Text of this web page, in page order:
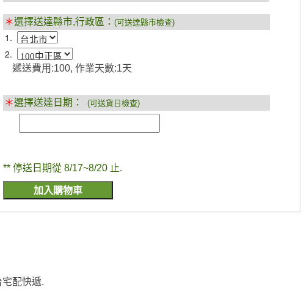
＊選擇送達縣市,行政區： (可送達縣市檢查)
1.
2.
遞送費用:100, 作業天數:1天
＊選擇送達日期： (可送貨日檢查)
** 停送日期從 8/17~8/20 止.
配快遞.